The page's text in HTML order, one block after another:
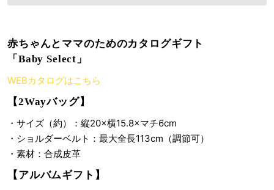
赤ちゃんとママのためのカタログギフト
「Baby Select」
WEBカタログはこちら
【2Wayバッグ】
・サイズ（約）：縦20×横15.8×マチ6cm
・ショルダーベルト：最大全長113cm（調節可）
・素材：合成皮革
【アルバムギフト】